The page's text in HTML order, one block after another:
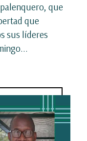
que
que
sus líderes